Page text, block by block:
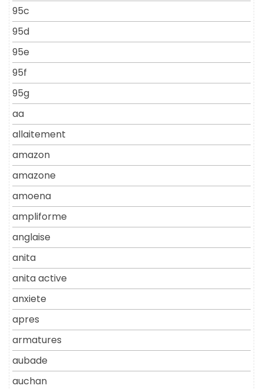
95c
95d
95e
95f
95g
aa
allaitement
amazon
amazone
amoena
ampliforme
anglaise
anita
anita active
anxiete
apres
armatures
aubade
auchan